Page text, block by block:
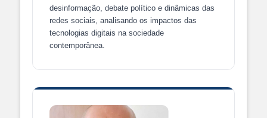
desinformação, debate político e dinâmicas das
redes sociais, analisando os impactos das
tecnologias digitais na sociedade
contemporânea.